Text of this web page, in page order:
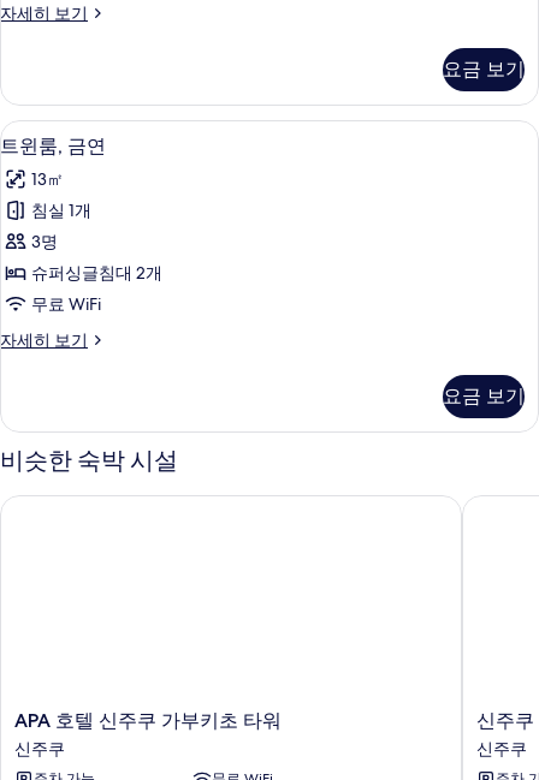
모
보
기
자세히 보기
더
연
자
세
보
기
요금 보기
트
윈
룸,
금
연
사
모
보
기
고급 침구, 오리/거위털 이불, 책상, 암
18
트윈룸, 금연
13㎡
침실 1개
3명
슈퍼싱글침대 2개
무료 WiFi
자세히 보기
트
연
자
세
보
요금 보기
비슷한 숙박 시설
APA
호
텔
APA 호텔 신주쿠 가부키초 타워
신주쿠
APA 호텔 신주쿠 가부키초 타워
신
주
쿠
신주
신주쿠
신주쿠